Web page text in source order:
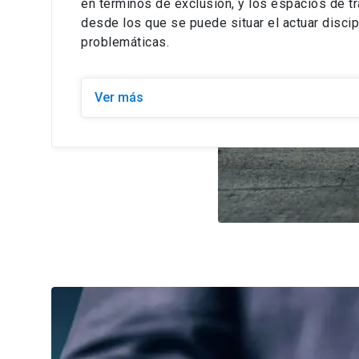
en términos de exclusión, y los espacios de
desde los que se puede situar el actuar
problemáticas.
Ver más